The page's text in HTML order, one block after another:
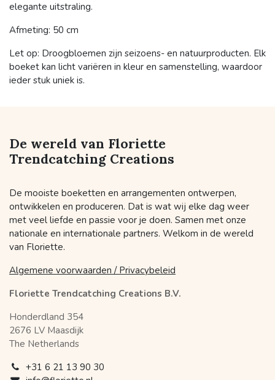
elegante uitstraling.
Afmeting: 50 cm
Let op: Droogbloemen zijn seizoens- en natuurproducten. Elk
boeket kan licht variëren in kleur en samenstelling, waardoor
ieder stuk uniek is.
De wereld van Floriette
Trendcatching Creations
De mooiste boeketten en arrangementen ontwerpen,
ontwikkelen en produceren. Dat is wat wij elke dag weer
met veel liefde en passie voor je doen. Samen met onze
nationale en internationale partners. Welkom in de wereld
van Floriette.
Algemene voorwaarden / Privacybeleid
Floriette Trendcatching Creations B.V.
Honderdland 354
2676 LV Maasdijk
The Netherlands
+31 6 21 13 90 30